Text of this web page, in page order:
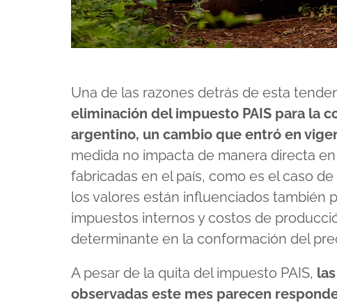
Una de las razones detrás de esta
eliminación del impuesto PAIS para la
argentino, un cambio que entró en
medida no impacta de manera directa
fabricadas en el país, como es el caso
los valores están influenciados también
impuestos internos y costos de
determinante en la conformación del
A pesar de la quita del impuesto PAIS,
observadas este mes parecen